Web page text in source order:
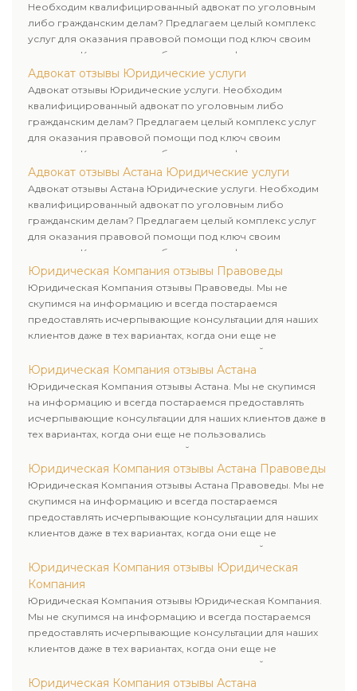
Необходим квалифицированный адвокат по уголовным
либо гражданским делам? Предлагаем целый комплекс
услуг для оказания правовой помощи под ключ своим
клиентам. Комплексное обслуживание физических и
юридических лиц. Индивидуальный подход к каждому
клиенту.
Адвокат отзывы Юридические услуги
Адвокат отзывы Юридические услуги. Необходим
квалифицированный адвокат по уголовным либо
гражданским делам? Предлагаем целый комплекс услуг
для оказания правовой помощи под ключ своим
клиентам. Комплексное обслуживание физических и
юридических лиц. Индивидуальный подход к каждому
клиенту.
Адвокат отзывы Астана Юридические услуги
Адвокат отзывы Астана Юридические услуги. Необходим
квалифицированный адвокат по уголовным либо
гражданским делам? Предлагаем целый комплекс услуг
для оказания правовой помощи под ключ своим
клиентам. Комплексное обслуживание физических и
юридических лиц. Индивидуальный подход к каждому
клиенту.
Юридическая Компания отзывы Правоведы
Юридическая Компания отзывы Правоведы. Мы не
скупимся на информацию и всегда постараемся
предоставлять исчерпывающие консультации для наших
клиентов даже в тех вариантах, когда они еще не
пользовались юридическими услугами нашей компании.
Юридическая Компания отзывы Астана
Юридическая Компания отзывы Астана. Мы не скупимся
на информацию и всегда постараемся предоставлять
исчерпывающие консультации для наших клиентов даже в
тех вариантах, когда они еще не пользовались
юридическими услугами нашей компании.
Юридическая Компания отзывы Астана Правоведы
Юридическая Компания отзывы Астана Правоведы. Мы не
скупимся на информацию и всегда постараемся
предоставлять исчерпывающие консультации для наших
клиентов даже в тех вариантах, когда они еще не
пользовались юридическими услугами нашей компании.
Юридическая Компания отзывы Юридическая
Компания
Юридическая Компания отзывы Юридическая Компания.
Мы не скупимся на информацию и всегда постараемся
предоставлять исчерпывающие консультации для наших
клиентов даже в тех вариантах, когда они еще не
пользовались юридическими услугами нашей компании.
Юридическая Компания отзывы Астана